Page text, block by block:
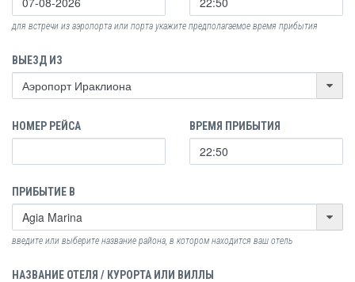
для встречи из аэропорта или порта укажите предполагаемое время прибытия
ВЫЕЗД ИЗ
НОМЕР РЕЙСА ВРЕМЯ ПРИБЫТИЯ
ПРИБЫТИЕ В
введите или выберите название района, в котором находится ваш отель
НАЗВАНИЕ ОТЕЛЯ / КУРОРТА ИЛИ ВИЛЛЫ